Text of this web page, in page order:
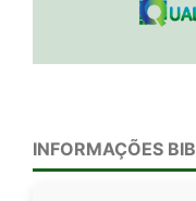
INFORMAÇÕES